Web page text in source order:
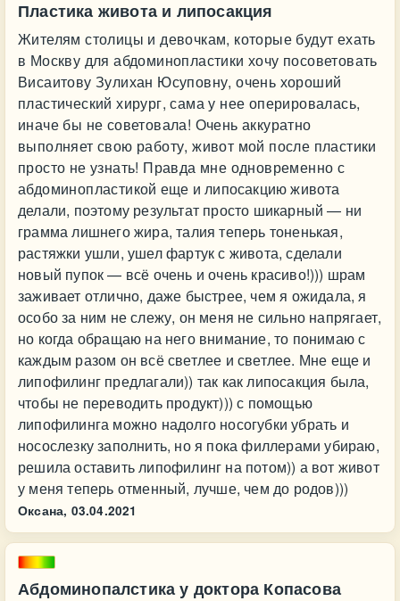
Пластика живота и липосакция
Жителям столицы и девочкам, которые будут ехать
в Москву для абдоминопластики хочу посоветовать
Висаитову Зулихан Юсуповну, очень хороший
пластический хирург, сама у нее оперировалась,
иначе бы не советовала! Очень аккуратно
выполняет свою работу, живот мой после пластики
просто не узнать! Правда мне одновременно с
абдоминопластикой еще и липосакцию живота
делали, поэтому результат просто шикарный — ни
грамма лишнего жира, талия теперь тоненькая,
растяжки ушли, ушел фартук с живота, сделали
новый пупок — всё очень и очень красиво!))) шрам
заживает отлично, даже быстрее, чем я ожидала, я
особо за ним не слежу, он меня не сильно напрягает,
но когда обращаю на него внимание, то понимаю с
каждым разом он всё светлее и светлее. Мне еще и
липофилинг предлагали)) так как липосакция была,
чтобы не переводить продукт))) с помощью
липофилинга можно надолго носогубки убрать и
носослезку заполнить, но я пока филлерами убираю,
решила оставить липофилинг на потом)) а вот живот
у меня теперь отменный, лучше, чем до родов)))
Оксана, 03.04.2021
Абдоминопалстика у доктора Копасова